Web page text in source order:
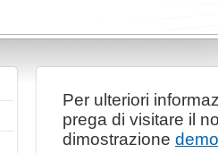
Per ulteriori
prega di visitare il
dimostrazione demo